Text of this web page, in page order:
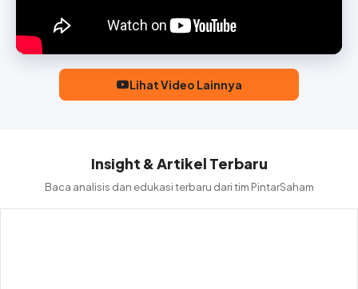
Lihat Video Lainnya
Insight & Artikel Terbaru
Baca analisis dan edukasi terbaru dari tim PintarSaham